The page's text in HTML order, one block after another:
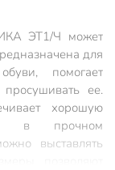
ЭТ1/Ч может
для
помогает
ее.
хорошую
в прочном
выставлять